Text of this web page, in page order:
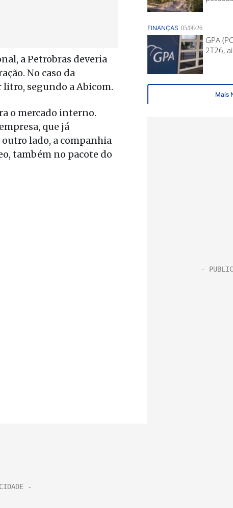
a Petrobras deveria
No caso da
litro, segundo a Abicom.
o mercado interno.
que já
lado, a companhia
também no pacote do